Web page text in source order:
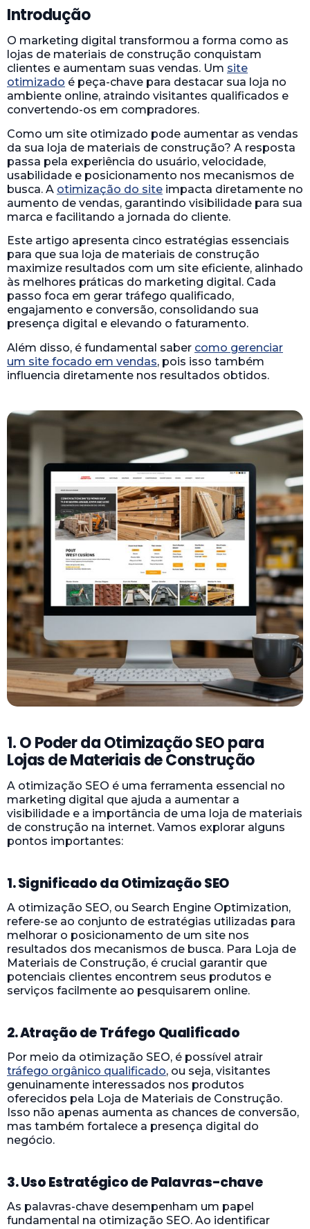
Introdução
O marketing digital transformou a forma como as
lojas de materiais de construção conquistam
clientes e aumentam suas vendas. Um site
otimizado é peça-chave para destacar sua loja no
ambiente online, atraindo visitantes qualificados e
convertendo-os em compradores.
Como um site otimizado pode aumentar as vendas
da sua loja de materiais de construção? A resposta
passa pela experiência do usuário, velocidade,
usabilidade e posicionamento nos mecanismos de
busca. A otimização do site impacta diretamente no
aumento de vendas, garantindo visibilidade para sua
marca e facilitando a jornada do cliente.
Este artigo apresenta cinco estratégias essenciais
para que sua loja de materiais de construção
maximize resultados com um site eficiente, alinhado
às melhores práticas do marketing digital. Cada
passo foca em gerar tráfego qualificado,
engajamento e conversão, consolidando sua
presença digital e elevando o faturamento.
Além disso, é fundamental saber como gerenciar
um site focado em vendas, pois isso também
influencia diretamente nos resultados obtidos.
1. O Poder da Otimização SEO para
Lojas de Materiais de Construção
A otimização SEO é uma ferramenta essencial no
marketing digital que ajuda a aumentar a
visibilidade e a importância de uma loja de materiais
de construção na internet. Vamos explorar alguns
pontos importantes:
1. Significado da Otimização SEO
A otimização SEO, ou Search Engine Optimization,
refere-se ao conjunto de estratégias utilizadas para
melhorar o posicionamento de um site nos
resultados dos mecanismos de busca. Para Loja de
Materiais de Construção, é crucial garantir que
potenciais clientes encontrem seus produtos e
serviços facilmente ao pesquisarem online.
2. Atração de Tráfego Qualificado
Por meio da otimização SEO, é possível atrair
tráfego orgânico qualificado, ou seja, visitantes
genuinamente interessados nos produtos
oferecidos pela Loja de Materiais de Construção.
Isso não apenas aumenta as chances de conversão,
mas também fortalece a presença digital do
negócio.
3. Uso Estratégico de Palavras-chave
As palavras-chave desempenham um papel
fundamental na otimização SEO. Ao identificar